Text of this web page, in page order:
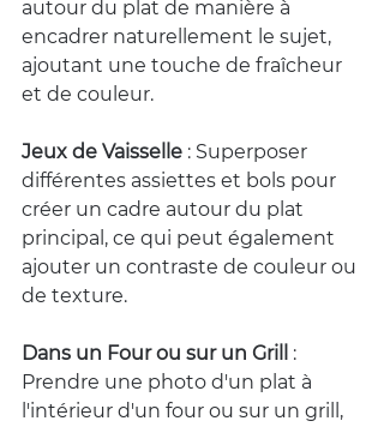
autour du plat de manière à
encadrer naturellement le sujet,
ajoutant une touche de fraîcheur
et de couleur.
Jeux de Vaisselle : Superposer
différentes assiettes et bols pour
créer un cadre autour du plat
principal, ce qui peut également
ajouter un contraste de couleur ou
de texture.
Dans un Four ou sur un Grill
:
Prendre une photo d'un plat à
l'intérieur d'un four ou sur un grill,